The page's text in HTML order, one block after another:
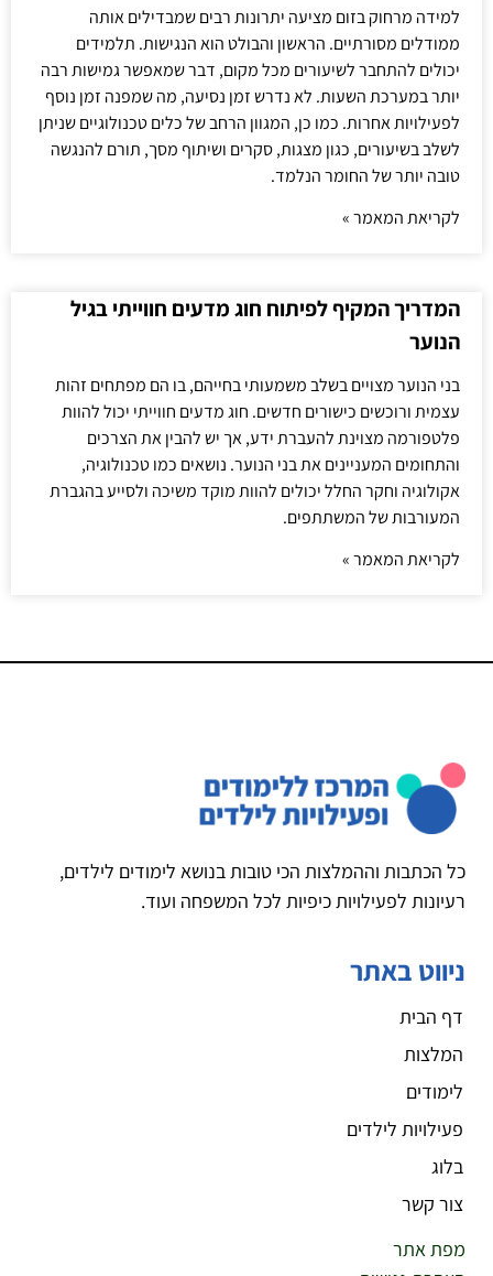
למידה מרחוק בזום מציעה יתרונות רבים שמבדילים אותה
ממודלים מסורתיים. הראשון והבולט הוא הנגישות. תלמידים
יכולים להתחבר לשיעורים מכל מקום, דבר שמאפשר גמישות רבה
יותר במערכת השעות. לא נדרש זמן נסיעה, מה שמפנה זמן נוסף
לפעילויות אחרות. כמו כן, המגוון הרחב של כלים טכנולוגיים שניתן
לשלב בשיעורים, כגון מצגות, סקרים ושיתוף מסך, תורם להנגשה
טובה יותר של החומר הנלמד.
לקריאת המאמר »
המדריך המקיף לפיתוח חוג מדעים חווייתי בגיל
הנוער
בני הנוער מצויים בשלב משמעותי בחייהם, בו הם מפתחים זהות
עצמית ורוכשים כישורים חדשים. חוג מדעים חווייתי יכול להוות
פלטפורמה מצוינת להעברת ידע, אך יש להבין את הצרכים
והתחומים המעניינים את בני הנוער. נושאים כמו טכנולוגיה,
אקולוגיה וחקר החלל יכולים להוות מוקד משיכה ולסייע בהגברת
המעורבות של המשתתפים.
לקריאת המאמר »
כל הכתבות וההמלצות הכי טובות בנושא לימודים לילדים,
רעיונות לפעילויות כיפיות לכל המשפחה ועוד.
ניווט באתר
דף הבית
המלצות
לימודים
פעילויות לילדים
בלוג
צור קשר
מפת אתר